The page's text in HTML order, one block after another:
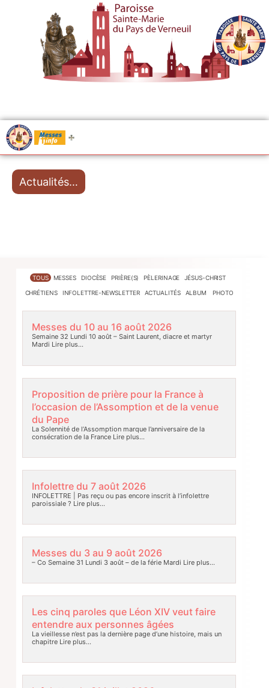
Messes
Actualités…
TOUS MESSES DIOCÈSE PRIÈRE(S) PÈLERINAGE JÉSUS-CHRIST
CHRÉTIENS INFOLETTRE-NEWSLETTER ACTUALITÉS ALBUM PHOTO
Messes du 10 au 16 août 2026
Semaine 32 Lundi 10 août – Saint Laurent, diacre et martyr
Mardi Lire plus…
Proposition de prière pour la France à
l’occasion de l’Assomption et de la venue
du Pape
La Solennité de l’Assomption marque l’anniversaire de la
consécration de la FranceLire plus…
Infolettre du 7 août 2026
INFOLETTRE | Pas reçu ou pas encore inscrit à l’infolettre
paroissiale ? Lire plus…
Messes du 3 au 9 août 2026
– Co Semaine 31 Lundi 3 août – de la férie Mardi Lire plus…
Les cinq paroles que Léon XIV veut faire
entendre aux personnes âgées
La vieillesse n’est pas la dernière page d’une histoire, mais un
chapitreLire plus…